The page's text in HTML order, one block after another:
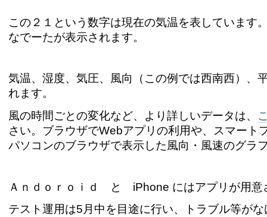
飛
この２１という数字は現在の気温を表していま
なでーたが表示されます。
気温、湿度、気圧、風向（この例では西南西）、
れます。
風の時間ごとの変化など、 より詳しいデータは、
さい。ブラウザでWebアプリの利用や、スマー
パソコンのブラウザで表示した風向・風速のグラ
Ａｎｄｏｒｏｉｄ と iPhone にはアプリが用意
テスト運用は5月中を目途に行い、トラブル等が